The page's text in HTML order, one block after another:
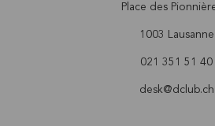
Place des
1003 Lausanne
021 351 51 40
desk@dclub.ch